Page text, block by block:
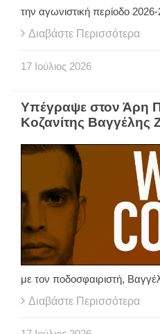
την αγωνιστική περίοδο
Διαβάστε Περισσότερα
17 Ιούλιος 2026
Υπέγραψε στον Άρη
Κοζανίτης Βαγγέλης
με τον ποδοσφαιριστή,
Διαβάστε Περισσότερα